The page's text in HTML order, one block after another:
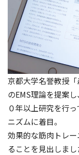
京都大学名誉教授
のEMS理論を提案し
０年以上研究を行
ニズムに着目。
効果的な筋肉トレ
ることを見出しま